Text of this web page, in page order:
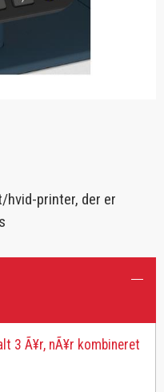
printer, der er
3 Ã¥r, nÃ¥r kombineret